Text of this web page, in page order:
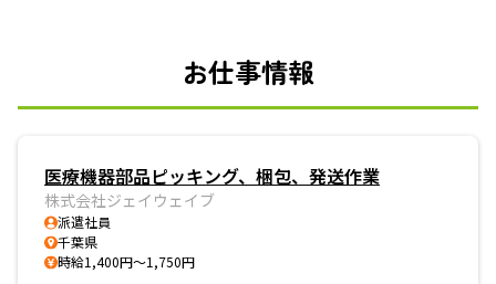
お仕事情報
医療機器部品ピッキング、梱包、発送作業
株式会社ジェイウェイブ
派遣社員
千葉県
時給1,400円～1,750円